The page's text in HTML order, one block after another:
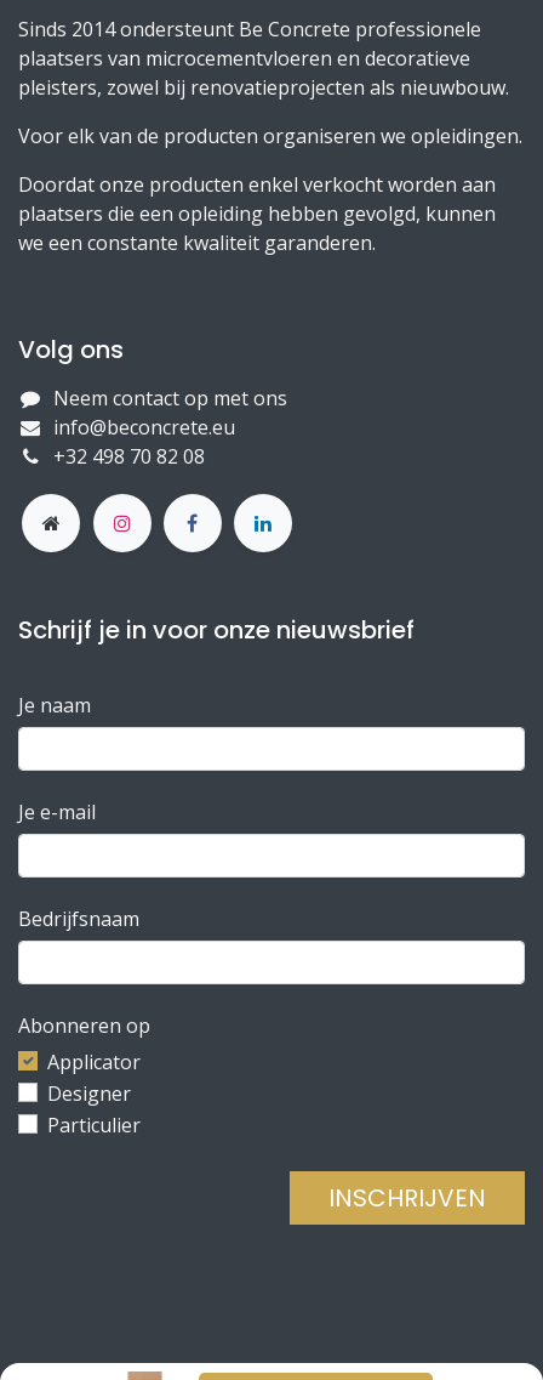
Sinds 2014 ondersteunt Be Concrete professionele
plaatsers van microcementvloeren en decoratieve
pleisters, zowel bij renovatieprojecten als nieuwbouw.
Voor elk van de producten organiseren we opleidingen.
Doordat onze producten enkel verkocht worden aan
plaatsers die een opleiding hebben gevolgd, kunnen
we een constante kwaliteit garanderen.
Volg ons
Neem contact op met ons
info@beconcrete.eu
+32 498 70 82 08
Schrijf je in voor onze nieuwsbrief
Je naam
Je e-mail
Bedrijfsnaam
Abonneren op
Applicator
Designer
Particulier
INSCHRIJVEN